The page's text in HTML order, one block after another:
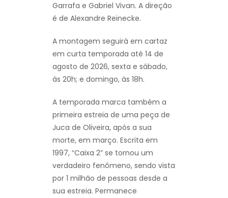
Garrafa e Gabriel Vivan. A direção
é de Alexandre Reinecke.
A montagem seguirá em cartaz
em curta temporada até 14 de
agosto de 2026, sexta e sábado,
às 20h; e domingo, às 18h.
A temporada marca também a
primeira estreia de uma peça de
Juca de Oliveira, após a sua
morte, em março. Escrita em
1997, “Caixa 2” se tornou um
verdadeiro fenômeno, sendo vista
por 1 milhão de pessoas desde a
sua estreia. Permanece